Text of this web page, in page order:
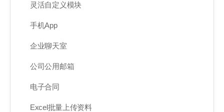
灵活自定义模块
手机App
企业聊天室
公司公用邮箱
电子合同
Excel批量上传资料